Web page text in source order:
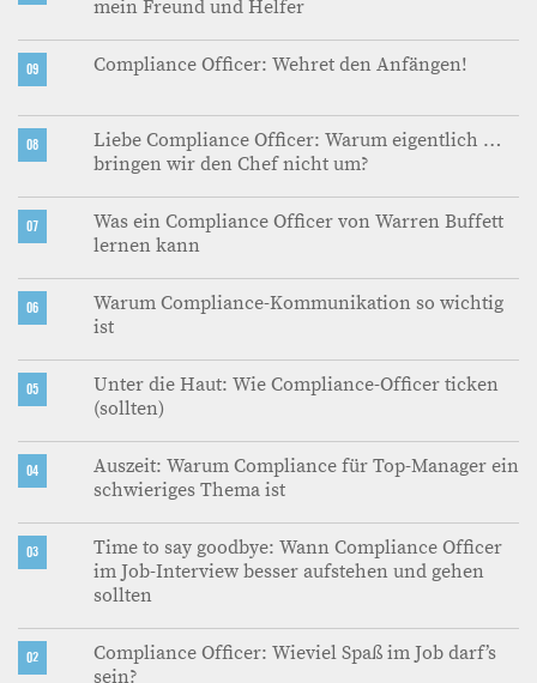
mein Freund und Helfer
09 Compliance Officer: Wehret den Anfängen!
08
Liebe Compliance Officer: Warum eigentlich …
bringen wir den Chef nicht um?
07
Was ein Compliance Officer von Warren Buffett
lernen kann
06
Warum Compliance-Kommunikation so wichtig
ist
05
Unter die Haut: Wie Compliance-Officer ticken
(sollten)
04
Auszeit: Warum Compliance für Top-Manager ein
schwieriges Thema ist
03
Time to say goodbye: Wann Compliance Officer
im Job-Interview besser aufstehen und gehen
sollten
02
Compliance Officer: Wieviel Spaß im Job darf’s
sein?